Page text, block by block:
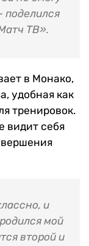
поделился
ТВ».
в Монако,
удобная как
тренировок.
видит себя
и
мой
второй и